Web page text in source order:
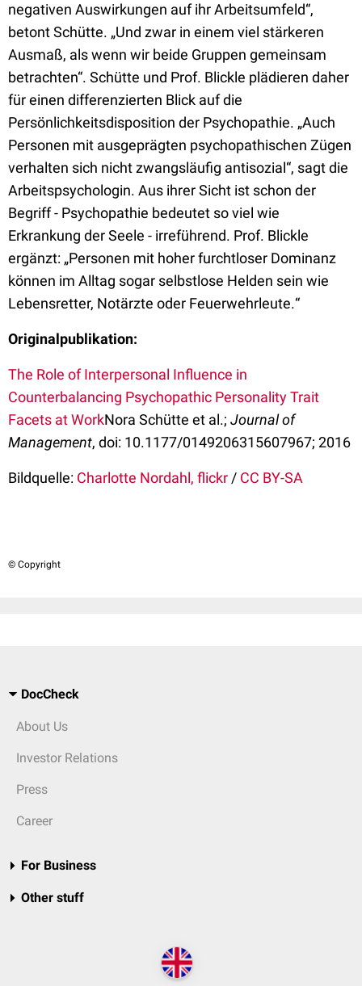
negativen Auswirkungen auf ihr Arbeitsumfeld“,
betont Schütte. „Und zwar in einem viel stärkeren
Ausmaß, als wenn wir beide Gruppen gemeinsam
betrachten“. Schütte und Prof. Blickle plädieren daher
für einen differenzierten Blick auf die
Persönlichkeitsdisposition der Psychopathie. „Auch
Personen mit ausgeprägten psychopathischen Zügen
verhalten sich nicht zwangsläufig antisozial“, sagt die
Arbeitspsychologin. Aus ihrer Sicht ist schon der
Begriff - Psychopathie bedeutet so viel wie
Erkrankung der Seele - irreführend. Prof. Blickle
ergänzt: „Personen mit hoher furchtloser Dominanz
können im Alltag sogar selbstlose Helden sein wie
Lebensretter, Notärzte oder Feuerwehrleute.“
Originalpublikation:
The Role of Interpersonal Influence in
Counterbalancing Psychopathic Personality Trait
Facets at WorkNora Schütte et al.; Journal of
Management, doi: 10.1177/0149206315607967; 2016
Bildquelle: Charlotte Nordahl, flickr / CC BY-SA
© Copyright
DocCheck
About Us
Investor Relations
Press
Career
For Business
Other stuff